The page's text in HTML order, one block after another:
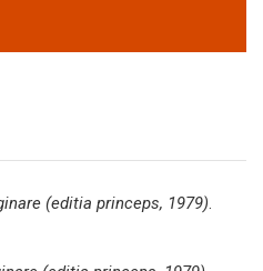
(editia princeps, 1979).